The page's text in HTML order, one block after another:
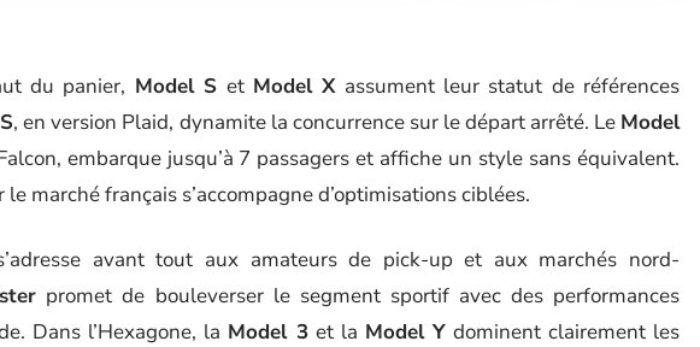
du panier, Model S et Model Xassument leur statut de références
, en version Plaid, dynamite la concurrence sur le départ arrêté. Le Model
embarque jusqu’à 7 passagers et affiche un style sans équivalent.
marché français s’accompagne d’optimisations ciblées.
avant tout aux amateurs de pick-up et aux marchés nord-
promet de bouleverser le segment sportif avec des performances
Dans l’Hexagone, la Model 3et la Model Ydominent clairement les